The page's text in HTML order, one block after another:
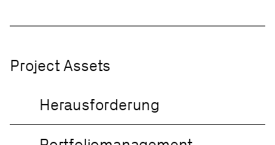
Project Assets
Herausforderung